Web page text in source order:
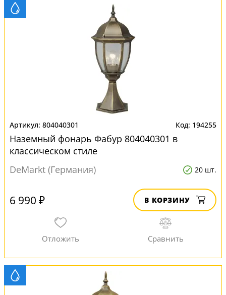
804040301 194255
Наземный фонарь Фабур 804040301 в
классическом стиле
DeMarkt (Германия)
20 шт.
6 990 ₽ В КОРЗИНУ